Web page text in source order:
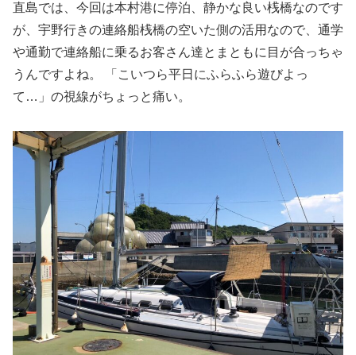
直島では、今回は本村港に停泊、静かな良い桟橋なのです
が、宇野行きの連絡船桟橋の空いた側の活用なので、通学
や通勤で連絡船に乗るお客さん達とまともに目が合っちゃ
うんですよね。 「こいつら平日にふらふら遊びよっ
て…」の視線がちょっと痛い。